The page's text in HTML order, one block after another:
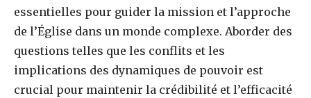
essentielles pour guider la mission et l’approche
de l’Église dans un monde complexe. Aborder des
questions telles que les conflits et les
implications des dynamiques de pouvoir est
crucial pour maintenir la crédibilité et l’efficacité